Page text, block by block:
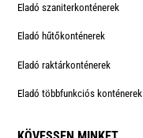
Eladó szaniterkonténerek
Eladó hűtőkonténerek
Eladó raktárkonténerek
Eladó többfunkciós konténerek